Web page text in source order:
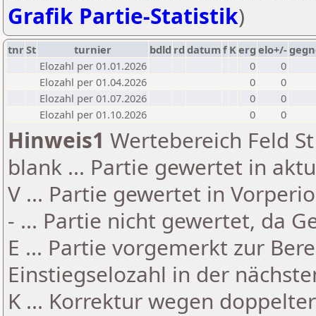
Grafik Partie-Statistik)
tnrSt turnier bdld rd datumf Kerg elo+/-
Elozahl per 01.01.2026
0
0
Elozahl per 01.04.2026
0
0
Elozahl per 01.07.2026
0
0
Elozahl per 01.10.2026
0 0
Hinweis1 Wertebereich Feld
blank ... Partie gewertet in
V ... Partie gewertet in
- ... Partie nicht gewertet, da
E ... Partie vorgemerkt zur
Einstiegselozahl in der
K ... Korrektur wegen